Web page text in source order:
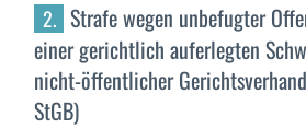
2. Strafe wegen unbefugter
einer gerichtlich auferlegten
nicht-öffentlicher
StGB)